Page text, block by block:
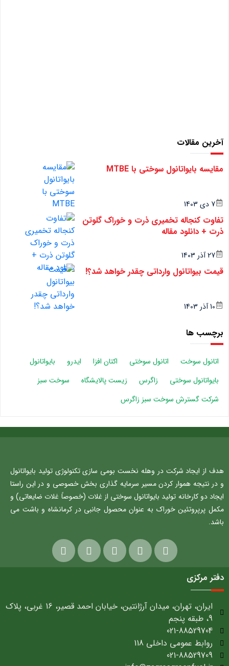
آخرین مقالات
مقایسه بایواتانول سوختی با MTBE
7 دی 1403
تفاوت کنجاله تخمیری ذرت و خوراک گلوتن
ذرت + دانلود مقاله
27 آذر 1403
قیمت بیواتانول وارداتی چقدر خواهد شد؟!
10 آذر 1403
برچسب ها
اتانول سوخت اتانول سوختی اکتان افزا ایدرو
بایواتانول
بایواتانول سوختی
زاگرس زیست پالایشگاه
سوخت سبز
شرکت گسترش سوخت سبز زاگرس
هدف از ایجاد شرکت در وهله نخست بومی سازی تکنولوژی تولید بایواتانول
و در نتیجه هموار کردن مسیر سرمایه گذاری بخش خصوصی و در این راستا
ایجاد دو کارخانه تولید بایواتانول سوختی از غلات (خصوصاً غلات ضایعاتی) و
مکمل پرپروتئین خوراک به عنوان محصول جانبی در کرمانشاه و باشت می
باشد.
دفتر مرکزی
ایران، تهران، میدان آرژانتین، خیابان احمد قصیر، 16 غربی، پلاک
9، طبقه پنجم
021-88529704
روابط عمومی داخلی 118
021-88529709